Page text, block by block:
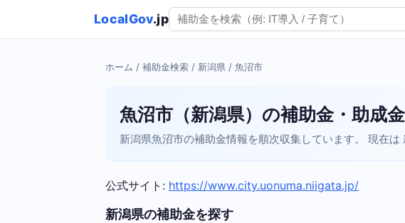
LocalGov.jp
ホーム / 補助金検索 / 新潟県 / 魚沼市
魚沼市（新潟県）の補助金・助成金
新潟県魚沼市の補助金情報を順次収集しています。 現在は
公式サイト: https://www.city.uonuma.niigata.jp/
新潟県の補助金を探す